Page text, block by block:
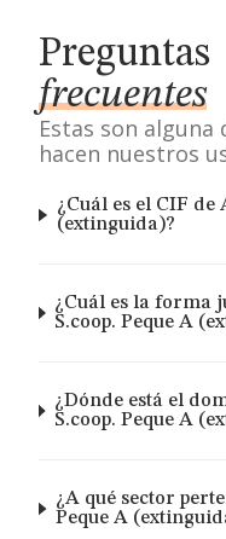
Preguntas
frecuentes
Estas son alguna
hacen nuestros
¿Cuál es el CIF de
(extinguida)?
¿Cuál es la forma
S.coop. Peque A
¿Dónde está el
S.coop. Peque A
¿A qué sector
Peque A